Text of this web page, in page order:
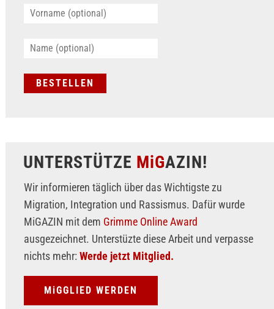
UNTERSTÜTZE MiGAZIN!
Wir informieren täglich über das Wichtigste zu
Migration, Integration und Rassismus. Dafür wurde
MiGAZIN mit dem Grimme Online Award
ausgezeichnet. Unterstüzte diese Arbeit und verpasse
nichts mehr: Werde jetzt Mitglied.
MiGGLIED WERDEN